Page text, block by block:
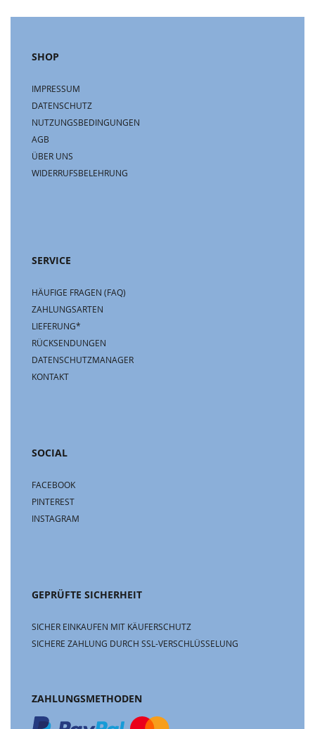
SHOP
IMPRESSUM
DATENSCHUTZ
NUTZUNGSBEDINGUNGEN
AGB
ÜBER UNS
WIDERRUFSBELEHRUNG
SERVICE
HÄUFIGE FRAGEN (FAQ)
ZAHLUNGSARTEN
LIEFERUNG*
RÜCKSENDUNGEN
DATENSCHUTZMANAGER
KONTAKT
SOCIAL
FACEBOOK
PINTEREST
INSTAGRAM
GEPRÜFTE SICHERHEIT
SICHER EINKAUFEN MIT KÄUFERSCHUTZ
SICHERE ZAHLUNG DURCH SSL-VERSCHLÜSSELUNG
ZAHLUNGSMETHODEN